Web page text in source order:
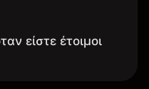
είστε έτοιμοι